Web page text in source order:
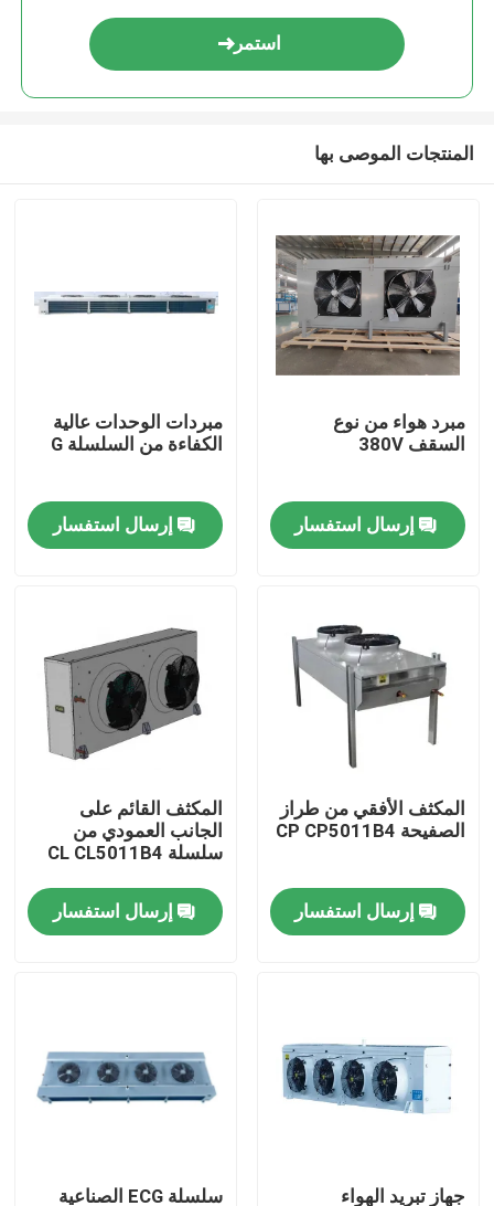
منتجات
معلومات عنا
جولة في المصنع
مراقبة الجودة
اتصل بنا
القضايا
مبخر غرفة التبريد
استمر
المنتجات الموصى بها
مبرد هواء من نوع
السقف 380V
إرسال استفسار
مبردات الوحدات عالية
الكفاءة من السلسلة G
إرسال استفسار
المكثف الأفقي من طراز
الصفيحة CP CP5011B4
إرسال استفسار
المكثف القائم على
الجانب العمودي من
سلسلة CL CL5011B4
إرسال استفسار
جهاز تبريد الهواء سلسلة ECG الصناعية